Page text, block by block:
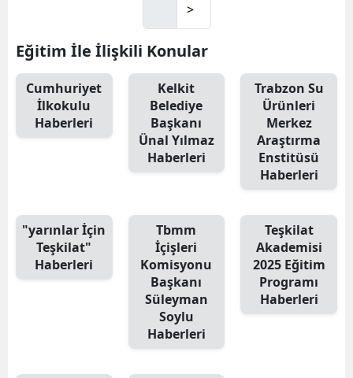
>
Eğitim İle İlişkili Konular
Cumhuriyet
İlkokulu
Haberleri
Kelkit
Belediye
Başkanı
Ünal Yılmaz
Haberleri
Trabzon Su
Ürünleri
Merkez
Araştırma
Enstitüsü
Haberleri
"yarınlar İçin
Teşkilat"
Haberleri
Tbmm
İçişleri
Komisyonu
Başkanı
Süleyman
Soylu
Haberleri
Teşkilat
Akademisi
2025 Eğitim
Programı
Haberleri